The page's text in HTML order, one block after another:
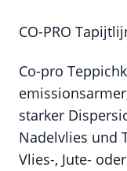
CO-PRO
Co-pro
starker
Nadelvlies und
Vlies-, Jute-